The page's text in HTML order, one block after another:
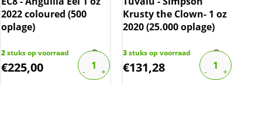
aanslag en/of melkvlekken bevatten.
Dit product wordt onder de margeregel
verhandeld. Dit houdt in dat wij btw afdragen
over de marge die wij behalen op dit product.
2022 coloured (500
oplage)
2stuks op voorraad
€225,00
Krusty the Clown- 1 oz
2020 (25.000 oplage)
3stuks op voorraad
€131,28